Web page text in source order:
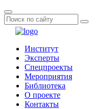
Институт
Эксперты
Спецпроекты
Мероприятия
Библиотека
О проекте
Контакты